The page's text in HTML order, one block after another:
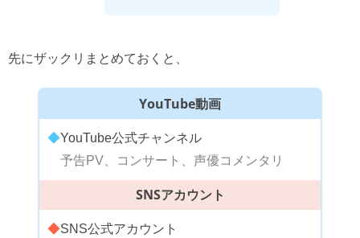
先にザックリまとめておくと、
YouTube動画
◆YouTube公式チャンネル
予告PV、コンサート、声優コメンタリ
SNSアカウント
◆SNS公式アカウント